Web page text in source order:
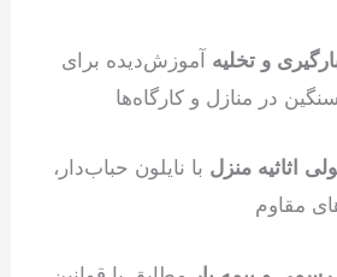
و تخلیه آموزش‌دیده برای
در منازل و کارگاه‌ها
اثاثیه منزل با نایلون حباب‌دار،
مقاوم